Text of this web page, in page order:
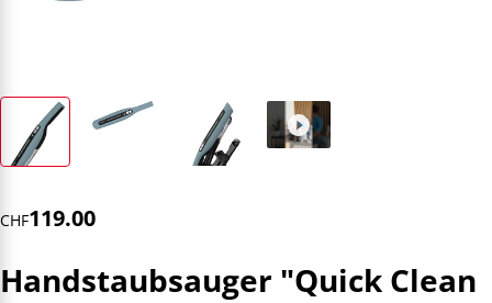
CHF119.00
Handstaubsauger "Quick Clean